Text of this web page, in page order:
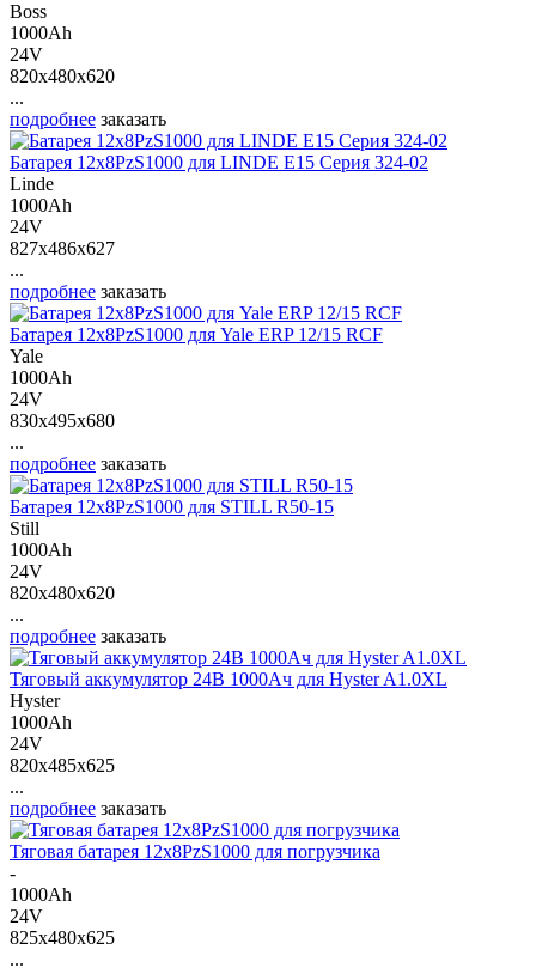
Boss
1000Ah
24V
820x480x620
...
подробнее заказать
Батарея 12х8PzS1000 для LINDE E15 Серия 324-02
Linde
1000Ah
24V
827x486x627
...
подробнее заказать
Батарея 12х8PzS1000 для Yale ERP 12/15 RCF
Yale
1000Ah
24V
830x495x680
...
подробнее заказать
Батарея 12х8PzS1000 для STILL R50-15
Still
1000Ah
24V
820x480x620
...
подробнее заказать
Тяговый аккумулятор 24В 1000Ач для Hyster A1.0XL
Hyster
1000Ah
24V
820x485x625
...
подробнее заказать
Тяговая батарея 12х8PzS1000 для погрузчика
-
1000Ah
24V
825x480x625
...